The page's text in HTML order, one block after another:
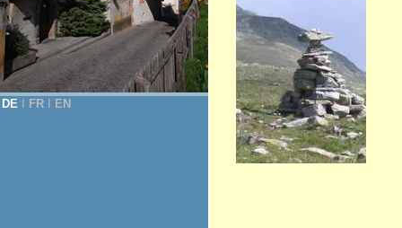
DE FR EN